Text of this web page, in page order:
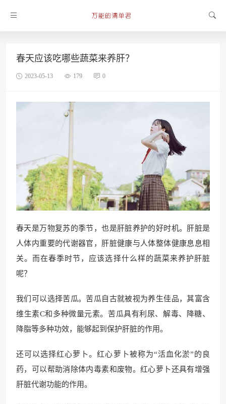
春天应该吃哪些蔬菜来养肝？
2023-05-13 179 0
春天是万物复苏的季节，也是肝脏养护的好时机。肝脏是
人体内重要的代谢器官，肝脏健康与人体整体健康息息相
关。而在春季时节，应该选择什么样的蔬菜来养护肝脏
呢？
我们可以选择苦瓜。苦瓜自古就被视为养生佳品，其富含
维生素C和多种微量元素。苦瓜具有利尿、解毒、降糖、
降脂等多种功效，能够起到保护肝脏的作用。
还可以选择红心萝卜。红心萝卜被称为“活血化淤”的良
药，可以帮助消除体内毒素和废物。红心萝卜还具有增强
肝脏代谢功能的作用。